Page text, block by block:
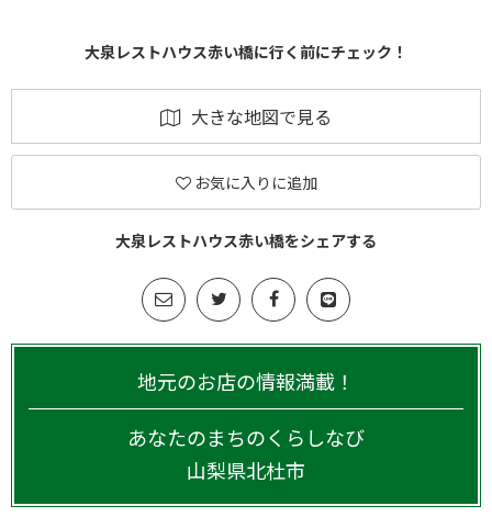
大泉レストハウス赤い橋に行く前にチェック！
大きな地図で見る
お気に入りに追加
大泉レストハウス赤い橋をシェアする
地元のお店の情報満載！
あなたのまちのくらしなび
山梨県北杜市